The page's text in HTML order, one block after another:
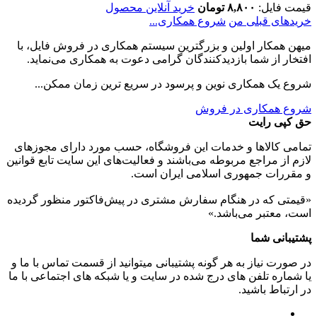
قیمت فایل: ۸,۸۰۰ تومان
خرید آنلاین محصول
خریدهای قبلی من شروع همکاری...
میهن همکار اولین و بزرگترین سیستم همکاری در فروش فایل، با
افتخار از شما بازدیدکنندگان گرامی دعوت به همکاری می‌نماید.
شروع یک همکاری نوین و پرسود در سریع ترین زمان ممکن...
شروع همکاری در فروش
حق کپی رایت
تمامی كالاها و خدمات اين فروشگاه، حسب مورد دارای مجوزهای
لازم از مراجع مربوطه می‌باشند و فعاليت‌های اين سايت تابع قوانين
و مقررات جمهوری اسلامی ايران است.
«قیمتی که در هنگام سفارش مشتری در پیش‌­فاکتور منظور گرديده
است، معتبر می‌باشد.»
پشتیبانی شما
در صورت نیاز به هر گونه پشتیبانی میتوانید از قسمت تماس با ما و
یا شماره تلفن های درج شده در سایت و یا شبکه های اجتماعی با ما
در ارتباط باشید.